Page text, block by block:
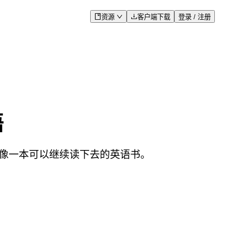
资源 客户端下载 登录 / 注册
本可以继续读下去的英语书。